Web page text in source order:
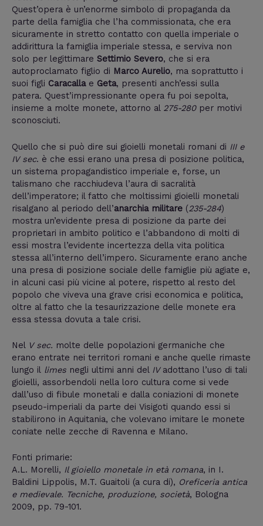
Quest’opera è un’enorme simbolo di propaganda da
parte della famiglia che l’ha commissionata, che era
sicuramente in stretto contatto con quella imperiale o
addirittura la famiglia imperiale stessa, e serviva non
solo per legittimare Settimio Severo, che si era
autoproclamato figlio di Marco Aurelio, ma soprattutto i
suoi figli Caracallae Geta, presenti anch’essi sulla
patera. Quest’impressionante opera fu poi sepolta,
insieme a molte monete, attorno al 275-280per motivi
sconosciuti.
Quello che si può dire sui gioielli monetali romani di III e
IV sec. è che essi erano una presa di posizione politica,
un sistema propagandistico imperiale e, forse, un
talismano che racchiudeva l’aura di sacralità
dell’imperatore; il fatto che moltissimi gioielli monetali
risalgano al periodo dell’anarchia militare (235-284)
mostra un’evidente presa di posizione da parte dei
proprietari in ambito politico e l’abbandono di molti di
essi mostra l’evidente incertezza della vita politica
stessa all’interno dell’impero. Sicuramente erano anche
una presa di posizione sociale delle famiglie più agiate e,
in alcuni casi più vicine al potere, rispetto al resto del
popolo che viveva una grave crisi economica e politica,
oltre al fatto che la tesaurizzazione delle monete era
essa stessa dovuta a tale crisi.
Nel V sec. molte delle popolazioni germaniche che
erano entrate nei territori romani e anche quelle rimaste
lungo il limes negli ultimi anni del IVadottano l’uso di tali
gioielli, assorbendoli nella loro cultura come si vede
dall’uso di fibule monetali e dalla coniazioni di monete
pseudo-imperiali da parte dei Visigoti quando essi si
stabilirono in Aquitania, che volevano imitare le monete
coniate nelle zecche di Ravenna e Milano.
Fonti primarie:
A.L. Morelli, Il gioiello monetale in età romana, in I.
Baldini Lippolis, M.T. Guaitoli (a cura di), Oreficeria antica
e medievale. Tecniche, produzione, società, Bologna
2009, pp. 79-101.